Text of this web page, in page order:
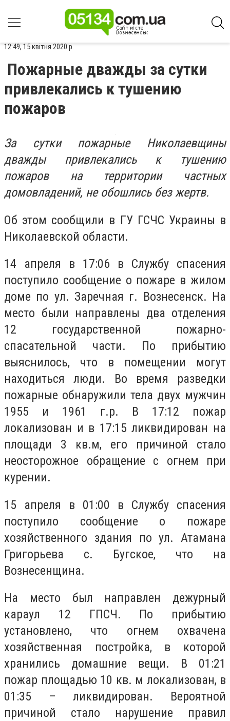
12:49, 15 квітня 2020 р.
Пожарные дважды за сутки
привлекались к тушению
пожаров
За сутки пожарные Николаевщины
дважды привлекались к тушению
пожаров на территории частных
домовладений, не обошлись без жертв.
Об этом сообщили в ГУ ГСЧС Украины в
Николаевской области.
14 апреля в 17:06 в Службу спасения
поступило сообщение о пожаре в жилом
доме по ул. Заречная г. Вознесенск. На
место были направлены два отделения
12 государственной пожарно-
спасательной части. По прибытию
выяснилось, что в помещении могут
находиться люди. Во время разведки
пожарные обнаружили тела двух мужчин
1955 и 1961 г.р. В 17:12 пожар
локализован и в 17:15 ликвидирован на
площади 3 кв.м, его причиной стало
неосторожное обращение с огнем при
курении.
15 апреля в 01:00 в Службу спасения
поступило сообщение о пожаре
хозяйственного здания по ул. Атамана
Григорьева с. Бугское, что на
Вознесенщина.
На место был направлен дежурный
караул 12 ГПСЧ. По прибытию
установлено, что огнем охвачена
хозяйственная постройка, в которой
хранились домашние вещи. В 01:21
пожар площадью 10 кв. м локализован, в
01:35 – ликвидирован. Вероятной
причиной стало нарушение правил